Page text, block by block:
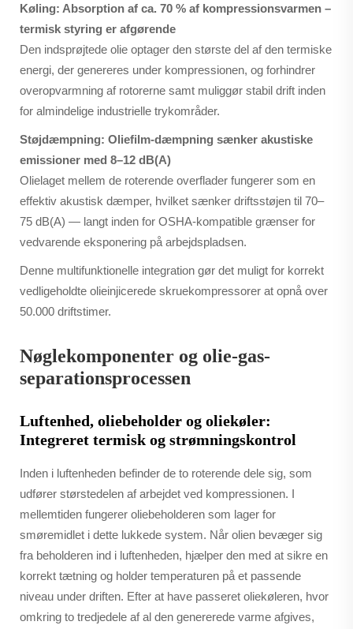
Køling: Absorption af ca. 70 % af kompressionsvarmen –
termisk styring er afgørende
Den indsprøjtede olie optager den største del af den termiske
energi, der genereres under kompressionen, og forhindrer
overopvarmning af rotorerne samt muliggør stabil drift inden
for almindelige industrielle trykområder.
Støjdæmpning: Oliefilm-dæmpning sænker akustiske
emissioner med 8–12 dB(A)
Olielaget mellem de roterende overflader fungerer som en
effektiv akustisk dæmper, hvilket sænker driftsstøjen til 70–
75 dB(A) — langt inden for OSHA-kompatible grænser for
vedvarende eksponering på arbejdspladsen.
Denne multifunktionelle integration gør det muligt for korrekt
vedligeholdte olieinjicerede skruekompressorer at opnå over
50.000 driftstimer.
Nøglekomponenter og olie-gas-
separationsprocessen
Luftenhed, oliebeholder og oliekøler:
Integreret termisk og strømningskontrol
Inden i luftenheden befinder de to roterende dele sig, som
udfører størstedelen af arbejdet ved kompressionen. I
mellemtiden fungerer oliebeholderen som lager for
smøremidlet i dette lukkede system. Når olien bevæger sig
fra beholderen ind i luftenheden, hjælper den med at sikre en
korrekt tætning og holder temperaturen på et passende
niveau under driften. Efter at have passeret oliekøleren, hvor
omkring to tredjedele af al den genererede varme afgives,